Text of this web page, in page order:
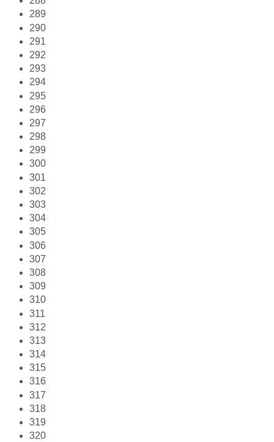
289
290
291
292
293
294
295
296
297
298
299
300
301
302
303
304
305
306
307
308
309
310
311
312
313
314
315
316
317
318
319
320